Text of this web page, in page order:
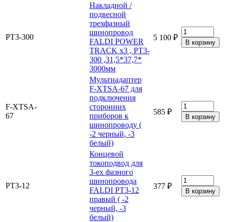
PT3-300
Накладной /
подвесной
трехфазный
шинопровод
FALDI POWER
TRACK x3 , PT3-
300 ,31,5*37,7*
3000мм
5 100 ₽
F-XTSA-
67
Мультиадаптер
F-XTSA-67 для
подключения
сторонних
приборов к
шинопроводу (
-2 черный, -3
белый)
585 ₽
PT3-12
Концевой
токоподвод для
3-ех фазного
шинопровода
FALDI PT3-12
правый ( -2
черный, -3
белый)
377 ₽